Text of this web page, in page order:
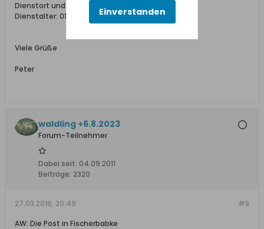
Dienstort und Wohnung: Fürstenau
Dienstalter: 01.11.1938
Viele Grüße
Peter
waldling +6.8.2023
Forum-Teilnehmer
Dabei seit: 04.09.2011
Beiträge: 2320
#8
27.03.2016, 20:49
AW: Die Post in Fischerbabke
Einverstanden